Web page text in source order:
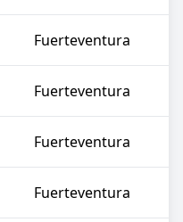
Fuerteventura
Fuerteventura
Fuerteventura
Fuerteventura